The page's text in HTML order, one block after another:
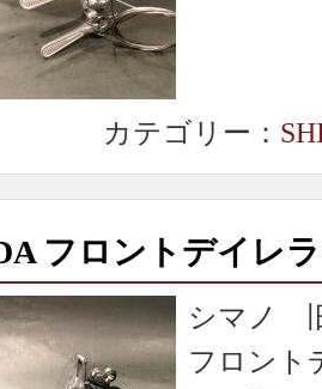
カテゴリー：
フロントデイレ
シマノ
フロント